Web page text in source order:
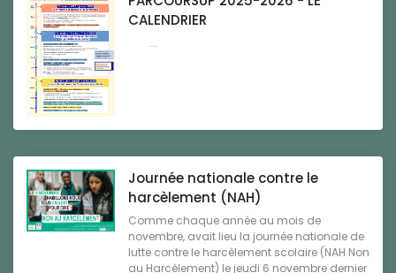
CALENDRIER
...
Journée nationale contre le
harcèlement (NAH)
Comme chaque année au mois de
novembre, avait lieu la journée nationale de
lutte contre le harcèlement scolaire (NAH Non
au Harcèlement) le jeudi 6 novembre dernier